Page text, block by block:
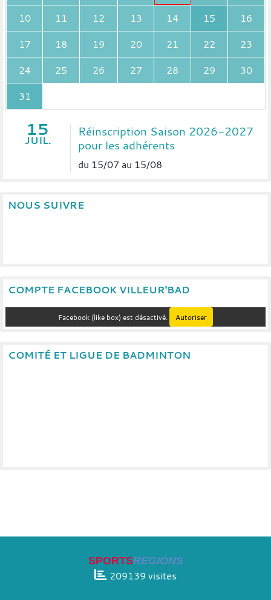
10
11 12 13 14 15
16
17
18 19 20 21 22
23
24
25 26 27 28 29
30
31
15
JUIL.
Réinscription Saison 2026-2027
pour les adhérents
du 15/07 au 15/08
NOUS SUIVRE
COMPTE FACEBOOK VILLEUR'BAD
Facebook (like box) est désactivé. Autoriser
COMITÉ ET LIGUE DE BADMINTON
SPORTSREGIONS
209139 visites